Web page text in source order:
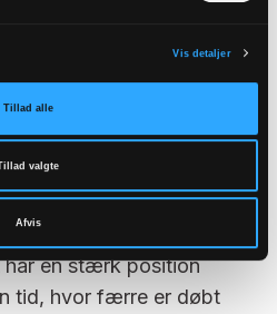
Vis detaljer
Tillad alle
valgte
Afvis
og
ligger uændret på 64,2
Leth-Nissen, at
en stærk position
tid, hvor færre er døbt